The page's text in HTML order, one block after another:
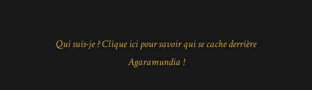
Qui suis-je ? Clique ici pour savoir qui se cache derrière
Agaramundia !